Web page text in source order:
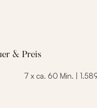
& Preis
7 x ca. 60 Min. |